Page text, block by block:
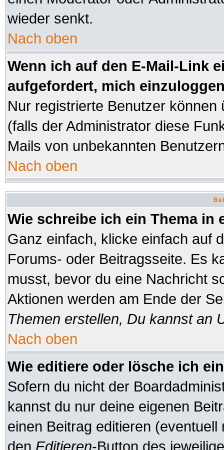
wieder senkt.
Nach oben
Wenn ich auf den E-Mail-Link
aufgefordert, mich
Nur registrierte Benutzer
(falls der Administrator diese
Mails von unbekannten
Nach oben
Wie schreibe ich ein Thema in
Ganz einfach, klicke einfach auf
Forums- oder Beitragsseite. Es
musst, bevor du eine Nachricht
Aktionen werden am Ende der
Themen erstellen, Du kannst an
Nach oben
Wie editiere oder lösche ich
Sofern du nicht der
kannst du nur deine eigenen
einen Beitrag editieren
den Editieren-Button des